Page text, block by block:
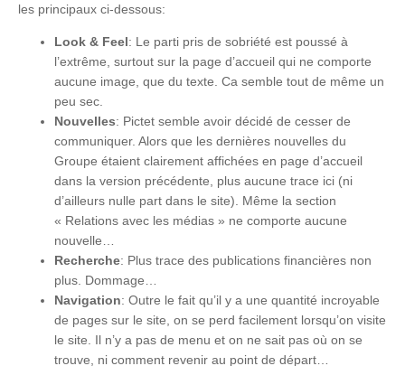
les principaux ci-dessous:
Look & Feel: Le parti pris de sobriété est poussé à
l’extrême, surtout sur la page d’accueil qui ne comporte
aucune image, que du texte. Ca semble tout de même un
peu sec.
Nouvelles: Pictet semble avoir décidé de cesser de
communiquer. Alors que les dernières nouvelles du
Groupe étaient clairement affichées en page d’accueil
dans la version précédente, plus aucune trace ici (ni
d’ailleurs nulle part dans le site). Même la section
« Relations avec les médias » ne comporte aucune
nouvelle…
Recherche: Plus trace des publications financières non
plus. Dommage…
Navigation: Outre le fait qu’il y a une quantité incroyable
de pages sur le site, on se perd facilement lorsqu’on visite
le site. Il n’y a pas de menu et on ne sait pas où on se
trouve, ni comment revenir au point de départ…